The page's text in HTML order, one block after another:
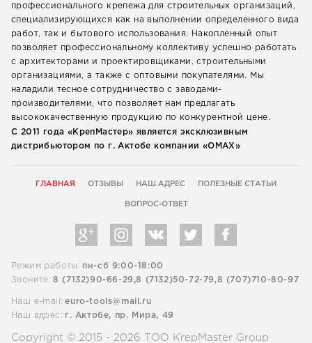
профессионального крепежа для строительных организаций,
специализирующихся как на выполнении определенного вида
работ, так и бытового использования. Накопленный опыт
позволяет профессиональному коллективу успешно работать
с архитекторами и проектировщиками, строительными
организациями, а также с оптовыми покупателями. Мы
наладили тесное сотрудничество с заводами-
производителями, что позволяет нам предлагать
высококачественную продукцию по конкурентной цене.
С 2011 года «КрепМастер» является эксклюзивным
дистрибьютором по г. Актобе компании «ОМАХ»
ГЛАВНАЯ ОТЗЫВЫ НАШ АДРЕС ПОЛЕЗНЫЕ СТАТЬИ
ВОПРОС-ОТВЕТ
Режим работы: пн-сб 9:00-18:00
Наш e-mail: euro-tools@mail.ru
Звоните: 8 (7132)90-66-29,8 (7132)50-72-79,8 (707)710-80-97
Наш адрес: г. Актобе, пр. Мира, 49
Copyright © 2015 - 2026 ТОО KrepMaster Group